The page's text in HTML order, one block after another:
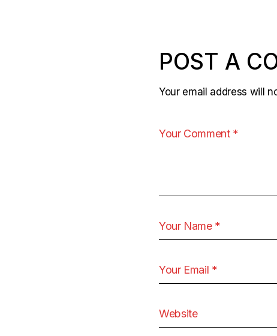
POST A
Your email address will